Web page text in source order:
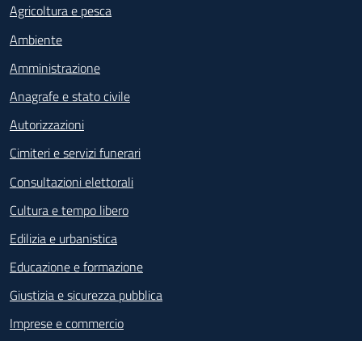
Agricoltura e pesca
Ambiente
Amministrazione
Anagrafe e stato civile
Autorizzazioni
Cimiteri e servizi funerari
Consultazioni elettorali
Cultura e tempo libero
Edilizia e urbanistica
Educazione e formazione
Giustizia e sicurezza pubblica
Imprese e commercio